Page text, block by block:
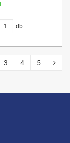
db
3 4 5